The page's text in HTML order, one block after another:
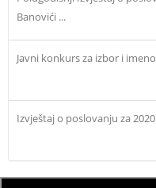
Banovići ...
Javni konkurs za izbor i
Izvještaj o poslovanju za